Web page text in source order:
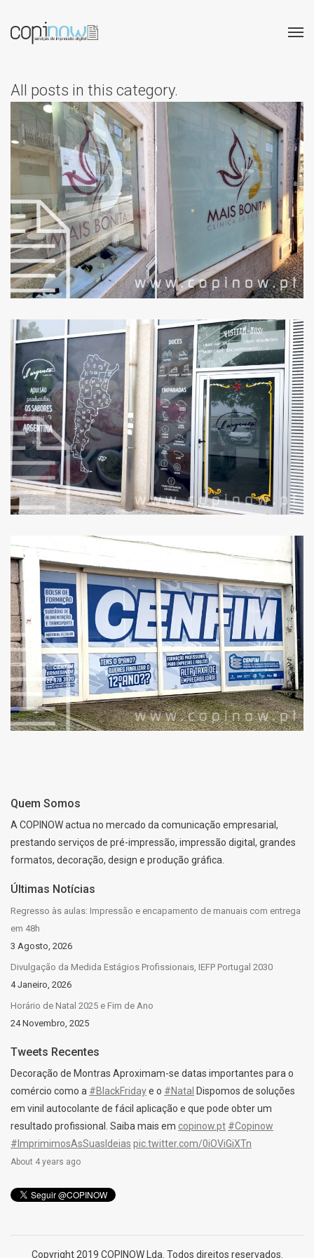
All posts in this category.
MAIS BONITA – ESTÉTICA
EL ARGENTO –
RESTAURANTE
CENFIM DE ERMESINDE
Quem Somos
A COPINOW actua no mercado da comunicação empresarial,
prestando serviços de pré-impressão, impressão digital, grandes
formatos, decoração, design e produção gráfica.
Últimas Notícias
Regresso às aulas: Impressão e encapamento de manuais com entrega
em 48h
3 Agosto, 2026
Divulgação da Medida Estágios Profissionais, IEFP Portugal 2030
4 Janeiro, 2026
Horário de Natal 2025 e Fim de Ano
24 Novembro, 2025
Tweets Recentes
Decoração de Montras Aproximam-se datas importantes para o
comércio como a #BlackFridaye o #Natal Dispomos de soluções
em vinil autocolante de fácil aplicação e que pode obter um
resultado profissional. Saiba mais em copinow.pt #Copinow
#ImprimimosAsSuasIdeias pic.twitter.com/0iOViGiXTn
About 4 years ago
Copyright 2019 COPINOW Lda. Todos direitos reservados.